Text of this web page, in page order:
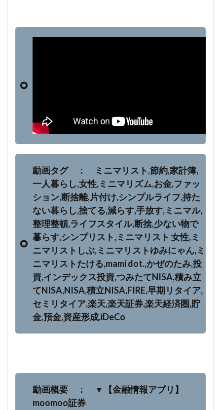
動画タグ ： ミニマリスト,節約,家計簿,
一人暮らし,女性,ミニマリズム,お金,ファッ
ション,断捨離,片付け,シンプルライフ,持た
ない暮らし,捨てる,減らす,手放す,ミニマル,
整理整頓,ライフスタイル,断捨,少ない物で
暮らす,シンプリスト,ミニマリスト 女性,ミ
ニマリストしぶ,ミニマリストゆみにゃん,ミ
ニマリストたける,mami dot.,かぜのたみ,投
資,インデックス投資,つみたてNISA,積み立
てNISA,NISA,積立NISA,FIRE,早期リタイア,
セミリタイア,楽天,楽天証券,楽天経済圏,貯
金,預金,資産形成,iDeCo
動画概要 ： ▼【金融情報アプリ】
moomoo証券